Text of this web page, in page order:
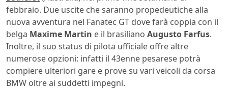
febbraio. Due uscite che saranno propedeutiche alla
nuova avventura nel Fanatec GT dove farà coppia con il
belga Maxime Martin e il brasiliano Augusto Farfus.
Inoltre, il suo status di pilota ufficiale offre altre
numerose opzioni: infatti il 43enne pesarese potrà
compiere ulteriori gare e prove su vari veicoli da corsa
BMW oltre ai suddetti impegni.